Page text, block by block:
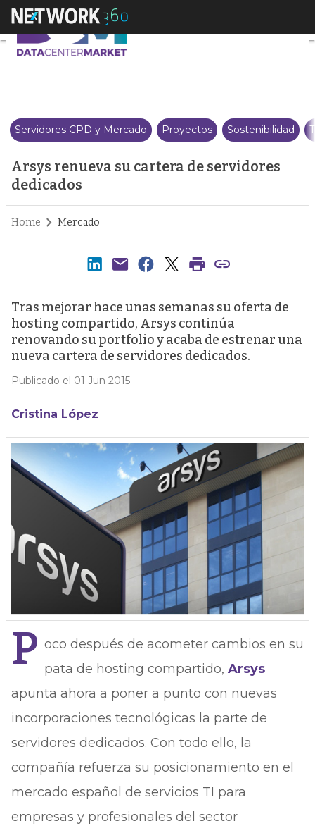
Arsys renueva su cartera de
Servidores CPD y Mercado Proyectos Sostenibilidad
Arsys renueva su cartera de servidores
dedicados
Home Mercado
Tras mejorar hace unas semanas su oferta de
hosting compartido, Arsys continúa
renovando su portfolio y acaba de estrenar una
nueva cartera de servidores dedicados.
Publicado el 01 Jun 2015
Cristina López
P oco después de acometer cambios en su
pata de hosting compartido, Arsys
apunta ahora a poner a punto con nuevas
incorporaciones tecnológicas la parte de
servidores dedicados. Con todo ello, la
compañía refuerza su posicionamiento en el
mercado español de servicios TI para
empresas y profesionales del sector